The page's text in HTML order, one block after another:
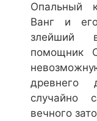
Опальный
Ванг и
злейший
помощник
древнего
случайно
вечного